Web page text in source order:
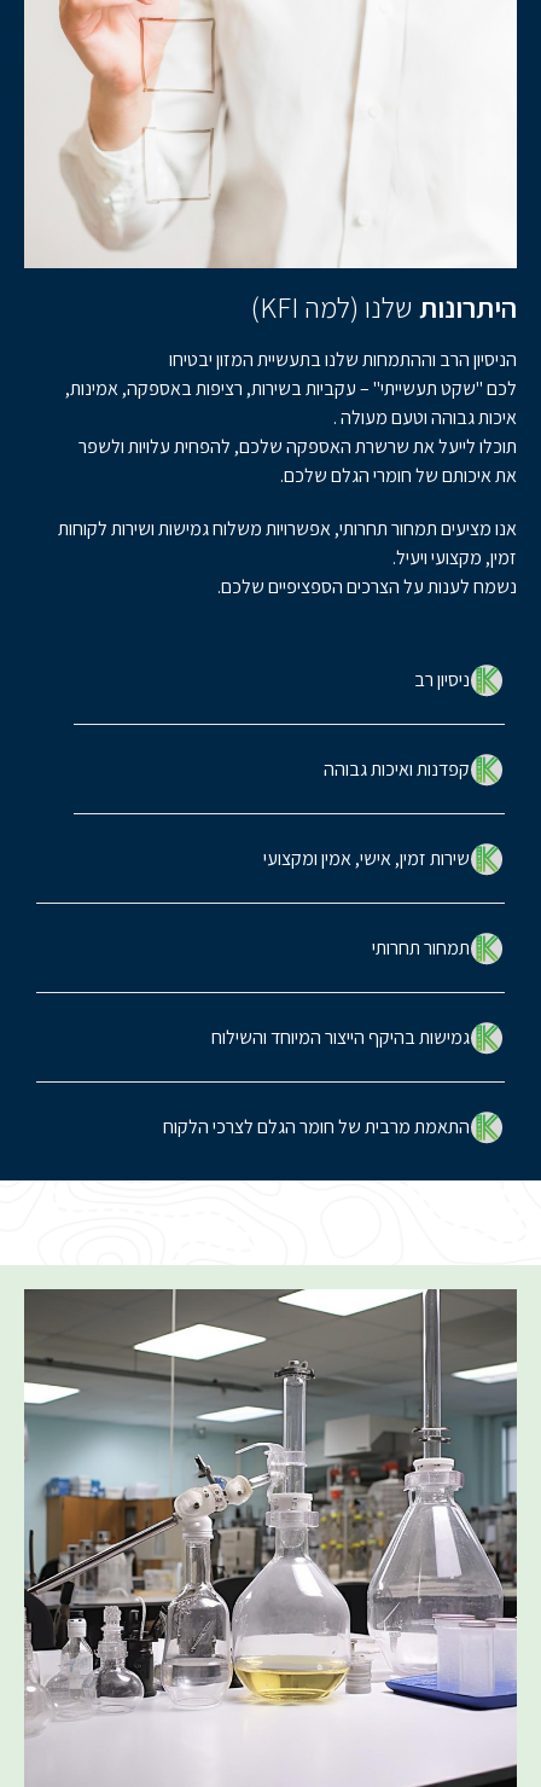
היתרונות שלנו (למה KFI)
הניסיון הרב וההתמחות שלנו בתעשיית המזון יבטיחו
לכם "שקט תעשייתי" – עקביות בשירות, רציפות באספקה, אמינות,
איכות גבוהה וטעם מעולה .
תוכלו לייעל את שרשרת האספקה שלכם, להפחית עלויות ולשפר
את איכותם של חומרי הגלם שלכם.
אנו מציעים תמחור תחרותי, אפשרויות משלוח גמישות ושירות לקוחות
זמין, מקצועי ויעיל.
נשמח לענות על הצרכים הספציפיים שלכם.
ניסיון רב
קפדנות ואיכות גבוהה
שירות זמין, אישי, אמין ומקצועי
תמחור תחרותי
גמישות בהיקף הייצור המיוחד והשילוח
התאמת מרבית של חומר הגלם לצרכי הלקוח